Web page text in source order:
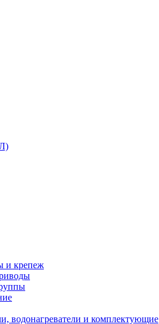
и крепеж
водонагреватели и комплектующие